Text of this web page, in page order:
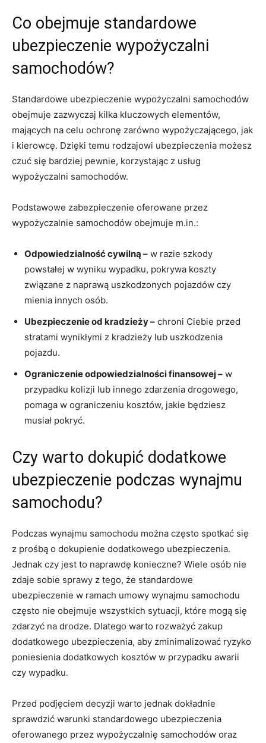
Co obejmuje standardowe
ubezpieczenie wypożyczalni
samochodów?
Standardowe ubezpieczenie wypożyczalni samochodów
obejmuje ​zazwyczaj kilka kluczowych ⁣elementów,
mających na celu‍ ochronę zarówno wypożyczającego, jak
i kierowcę.​ Dzięki ⁢temu rodzajowi ubezpieczenia‍ możesz
czuć się‌ bardziej ‌pewnie, korzystając z usług
wypożyczalni samochodów.
Podstawowe zabezpieczenie oferowane przez
wypożyczalnie samochodów obejmuje m.in.:
Odpowiedzialność cywilną – w razie⁣ szkody
powstałej w wyniku wypadku, pokrywa koszty
związane z naprawą uszkodzonych pojazdów czy
‍mienia innych osób.
Ubezpieczenie od kradzieży – ​chroni Ciebie przed
stratami ⁤wynikłymi z ​kradzieży lub uszkodzenia
pojazdu.
Ograniczenie odpowiedzialności​ finansowej ⁣– w
przypadku kolizji lub innego zdarzenia drogowego,
pomaga w ograniczeniu kosztów, ⁢jakie będziesz
musiał pokryć.
Czy warto dokupić dodatkowe ​
ubezpieczenie podczas‍ wynajmu
samochodu?
Podczas wynajmu‍ samochodu można często‍ spotkać się
z prośbą o dokupienie⁤ dodatkowego ubezpieczenia.
Jednak czy jest to naprawdę konieczne?‌ Wiele osób nie
zdaje sobie sprawy z tego, że standardowe
ubezpieczenie w ‌ramach ​umowy wynajmu samochodu
często nie obejmuje wszystkich sytuacji, które mogą się⁢
zdarzyć ‍na drodze. Dlatego warto‌ rozważyć zakup
dodatkowego ubezpieczenia, aby zminimalizować ryzyko​
poniesienia dodatkowych kosztów w przypadku awarii
czy ‌wypadku.
Przed ⁣podjęciem decyzji⁣ warto jednak dokładnie
sprawdzić warunki‌ standardowego ubezpieczenia ​
oferowanego przez​ wypożyczalnię samochodów ​oraz